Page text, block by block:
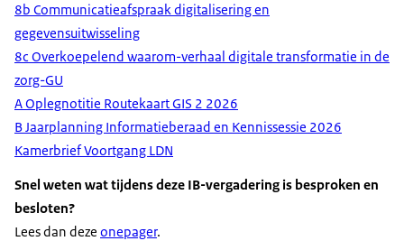
8b Communicatieafspraak digitalisering en
gegevensuitwisseling
8c Overkoepelend waarom-verhaal digitale transformatie in de
zorg-GU
A Oplegnotitie Routekaart GIS 2 2026
B Jaarplanning Informatieberaad en Kennissessie 2026
Kamerbrief Voortgang LDN
Snel weten wat tijdens deze IB-vergadering is besproken en
besloten?
Lees dan deze onepager.